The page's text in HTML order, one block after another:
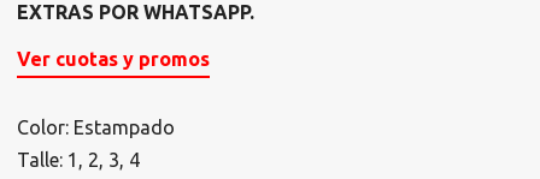
EXTRAS POR WHATSAPP.
Ver cuotas y promos
Color: Estampado
Talle: 1, 2, 3, 4